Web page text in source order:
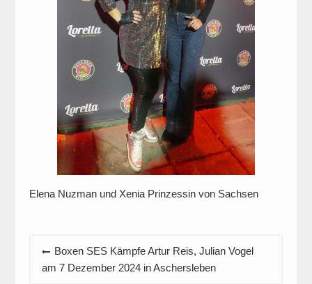
Elena Nuzman und Xenia Prinzessin von Sachsen
Beitragsnavigation
Boxen SES Kämpfe Artur Reis, Julian Vogel
am 7 Dezember 2024 in Aschersleben